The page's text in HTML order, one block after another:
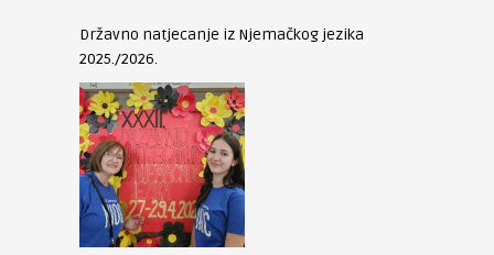
Državno natjecanje iz Njemačkog jezika
2025./2026.